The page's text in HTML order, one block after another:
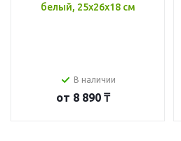
белый, 25x26x18 см
В наличии
от 8 890 ₸